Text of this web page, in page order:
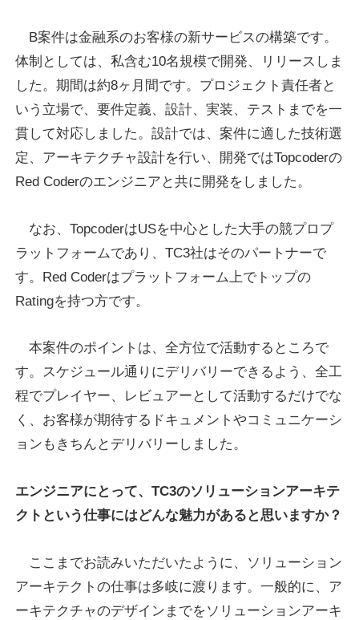
B案件は金融系のお客様の新サービスの構築です。
体制としては、私含む10名規模で開発、リリースしま
した。期間は約8ヶ月間です。プロジェクト責任者と
いう立場で、要件定義、設計、実装、テストまでを一
貫して対応しました。設計では、案件に適した技術選
定、アーキテクチャ設計を行い、開発ではTopcoderの
Red Coderのエンジニアと共に開発をしました。
なお、TopcoderはUSを中心とした大手の競プロプ
ラットフォームであり、TC3社はそのパートナーで
す。Red Coderはプラットフォーム上でトップの
Ratingを持つ方です。
本案件のポイントは、全方位で活動するところで
す。スケジュール通りにデリバリーできるよう、全工
程でプレイヤー、レビュアーとして活動するだけでな
く、お客様が期待するドキュメントやコミュニケーシ
ョンもきちんとデリバリーしました。
エンジニアにとって、TC3のソリューションアーキテ
クトという仕事にはどんな魅力があると思いますか？
ここまでお読みいただいたように、ソリューション
アーキテクトの仕事は多岐に渡ります。一般的に、ア
ーキテクチャのデザインまでをソリューションアーキ